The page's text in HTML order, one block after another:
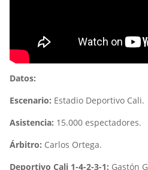
Datos:
Escenario: Estadio Deportivo Cali.
Asistencia: 15.000 espectadores.
Árbitro: Carlos Ortega.
Deportivo Cali 1-4-2-3-1: Gastón